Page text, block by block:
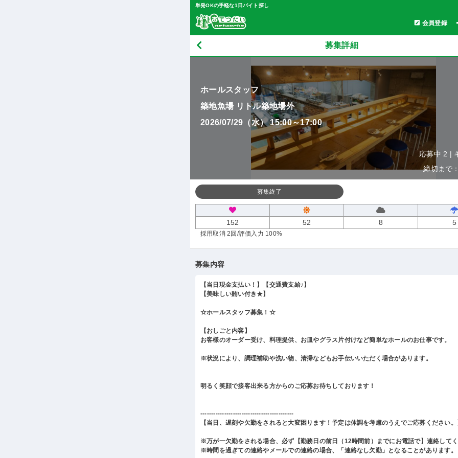
単発OKの手軽な1日バイト探し
会員登録
募集詳細
ホールスタッフ
築地魚場 リトル築地場外
2026/07/29（水） 15:00～17:00
応募中 2 |
締切まで
募集終了
152 52 8 5
採用取消 2回 /評価入力 100%
募集内容
【当日現金支払い！】【交通費支給♪】
【美味しい賄い付き★】
☆ホールスタッフ募集！☆
【おしごと内容】
お客様のオーダー受け、料理提供、お皿やグラス片付けなど簡単なホールのお仕事です。
※状況により、調理補助や洗い物、清掃などもお手伝いいただく場合があります。
明るく笑顔で接客出来る方からのご応募お待ちしております！
-------------------------------------------
【当日、遅刻や欠勤をされると大変困ります！予定は体調を考慮のうえでご応募ください。
※万が一欠勤をされる場合、必ず【勤務日の前日（12時間前）までにお電話で】連絡してく
※時間を過ぎての連絡やメールでの連絡の場合、「連絡なし欠勤」となることがあります。